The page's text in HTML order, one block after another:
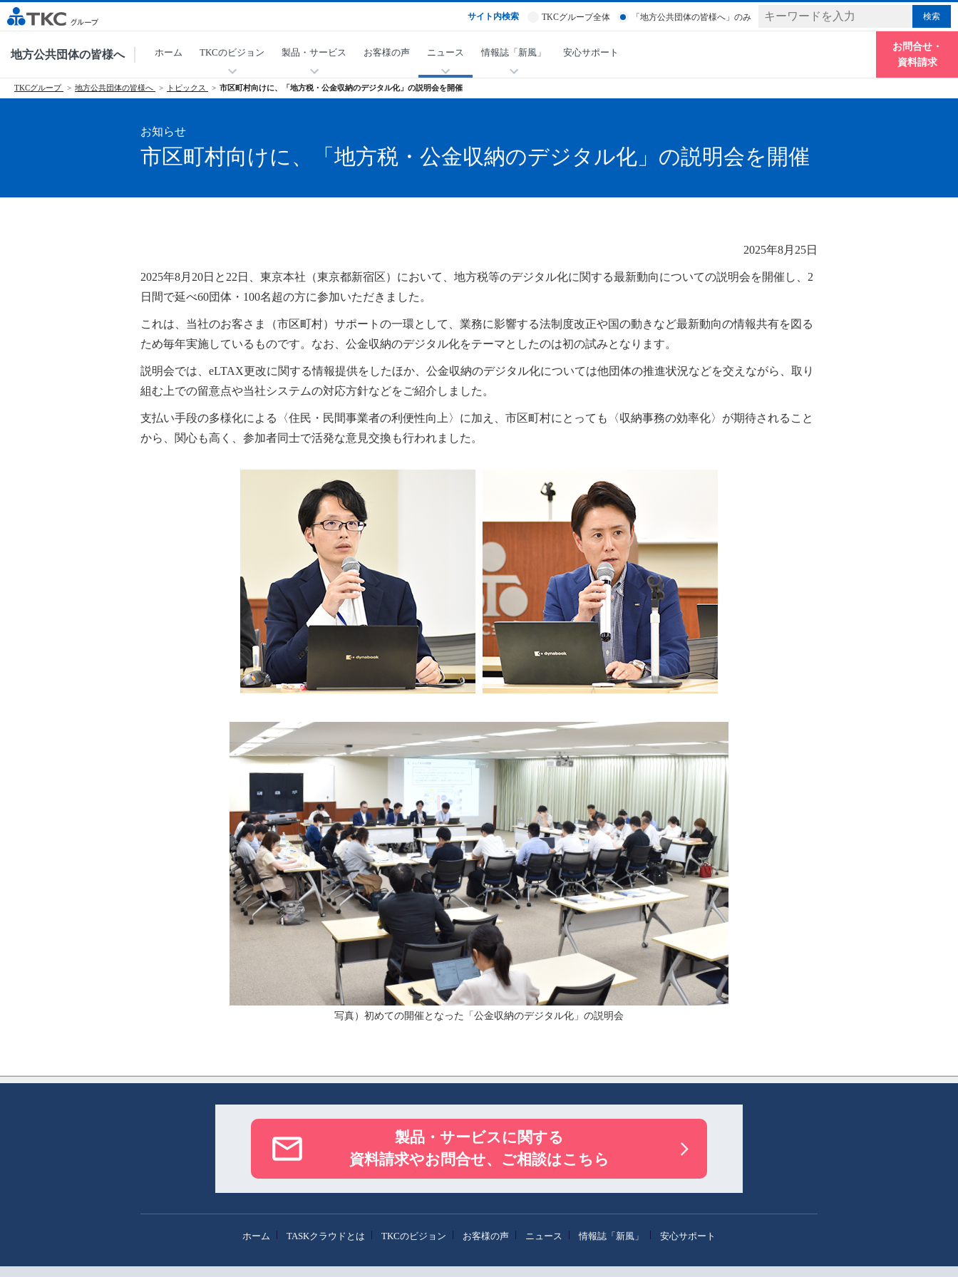
サイト内検索 TKCグループ全体 「地方公共団体の皆様へ」のみ
地方公共団体の皆様へ ホーム TKCのビジョン 製品・サービス お客様の声 ニュース 情報誌「新風」 安心サポート
お問合せ・
資料請求
TKCグループ 地方公共団体の皆様へ トピックス 市区町村向けに、「地方税・公金収納のデジタル化」の説明会を開催
お知らせ
市区町村向けに、「地方税・公金収納のデジタル化」の説明会を開催
2025年8月25日
2025年8月20日と22日、東京本社（東京都新宿区）において、地方税等のデジタル化に関する最新動向についての説明会を開催し、2
日間で延べ60団体・100名超の方に参加いただきました。
これは、当社のお客さま（市区町村）サポートの一環として、業務に影響する法制度改正や国の動きなど最新動向の情報共有を図る
ため毎年実施しているものです。なお、公金収納のデジタル化をテーマとしたのは初の試みとなります。
説明会では、eLTAX更改に関する情報提供をしたほか、公金収納のデジタル化については他団体の推進状況などを交えながら、取り
組む上での留意点や当社システムの対応方針などをご紹介しました。
支払い手段の多様化による〈住民・民間事業者の利便性向上〉に加え、市区町村にとっても〈収納事務の効率化〉が期待されること
から、関心も高く、参加者同士で活発な意見交換も行われました。
写真）初めての開催となった「公金収納のデジタル化」の説明会
製品・サービスに関する
資料請求やお問合せ、ご相談はこちら
ホーム TASKクラウドとは TKCのビジョン お客様の声 ニュース 情報誌「新風」 安心サポート